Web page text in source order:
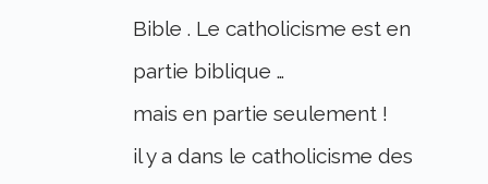
Bible . Le catholicisme est en
partie biblique …
mais en partie seulement !
il y a dans le catholicisme des